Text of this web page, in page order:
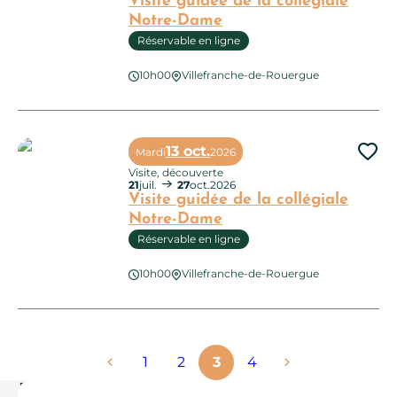
Notre-Dame
Réservable en ligne
10h00 Villefranche-de-Rouergue
Visite guidée de la collégiale Notre-Dame
Visite guidée de la collégiale
Notre-Dame
Réservable en ligne
10h00 Villefranche-de-Rouergue
Mardi13 oct.2026
Visite, découverte
21juil. 27oct.2026
Visite guidée de la collégiale Notre-Dame
1 2 3 4